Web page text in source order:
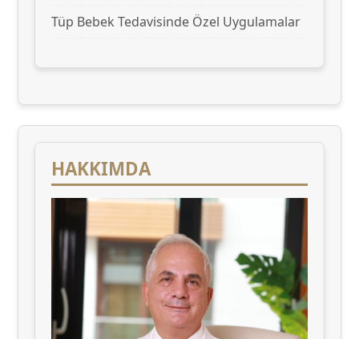
Tüp Bebek Tedavisinde Özel Uygulamalar
HAKKIMDA